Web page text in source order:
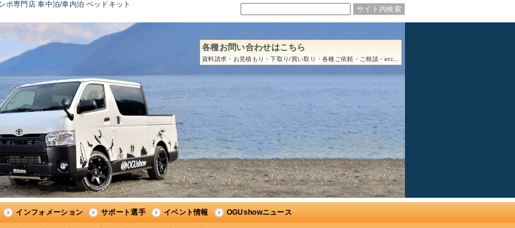
ポ専門店 車中泊/車内泊 ベッドキット
各種お問い合わせはこちら
資料請求・お見積もり・下取り/買い取り・各種ご依頼・ご相談・etc...
インフォメーション サポート選手 イベント情報 OGUshowニュース